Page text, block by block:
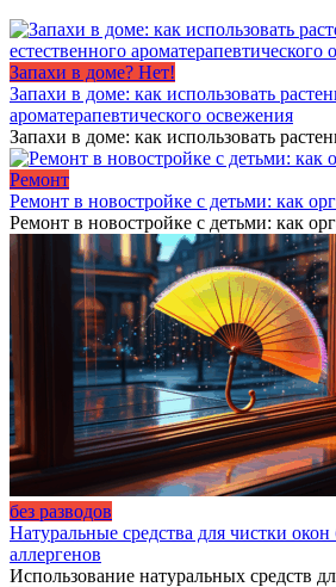
Запахи в доме? Нет!
Запахи в доме: как использовать
ароматерапевтического освежения
Запахи в доме: как использовать
Ремонт
Ремонт в новостройке с детьми: как
Ремонт в новостройке с детьми: как
без разводов
Натуральные средства для чистки окон
аллергенов
Использование натуральных средств